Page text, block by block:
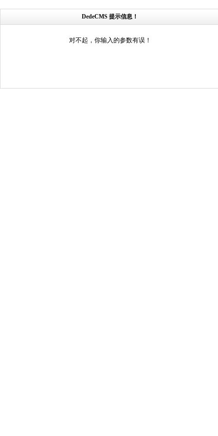
DedeCMS 提示信息！
对不起，你输入的参数有误！